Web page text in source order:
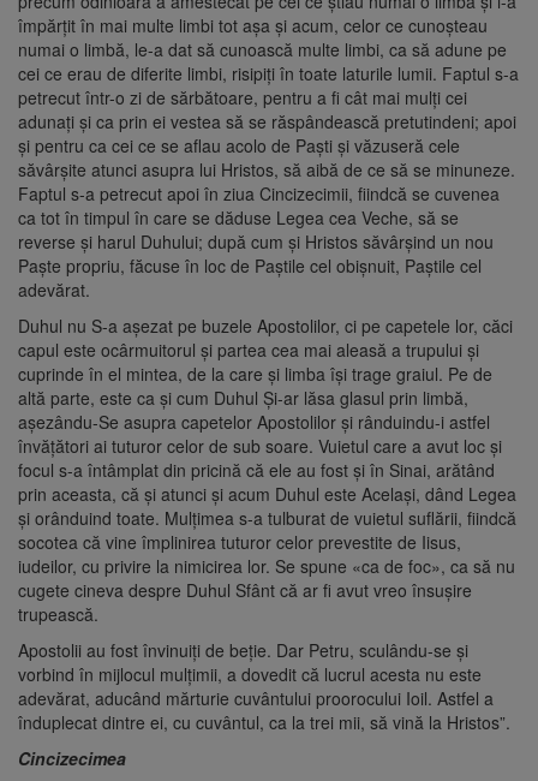
împărţit în mai multe limbi tot aşa şi acum, celor ce cunoşteau
numai o limbă, le-a dat să cunoască multe limbi, ca să adune pe
cei ce erau de diferite limbi, risipiţi în toate laturile lumii. Faptul s-a
petrecut într-o zi de sărbătoare, pentru a fi cât mai mulţi cei
adunaţi şi ca prin ei vestea să se răspândească pretutindeni; apoi
şi pentru ca cei ce se aflau acolo de Paşti şi văzuseră cele
săvârşite atunci asupra lui Hristos, să aibă de ce să se minuneze.
Faptul s-a petrecut apoi în ziua Cincizecimii, fiindcă se cuvenea
ca tot în timpul în care se dăduse Legea cea Veche, să se
reverse şi harul Duhului; după cum şi Hristos săvârşind un nou
Paşte propriu, făcuse în loc de Paştile cel obişnuit, Paştile cel
adevărat.
Duhul nu S-a aşezat pe buzele Apostolilor, ci pe capetele lor, căci
capul este ocârmuitorul şi partea cea mai aleasă a trupului şi
cuprinde în el mintea, de la care şi limba îşi trage graiul. Pe de
altă parte, este ca şi cum Duhul Şi-ar lăsa glasul prin limbă,
aşezându-Se asupra capetelor Apostolilor şi rânduindu-i astfel
învăţători ai tuturor celor de sub soare. Vuietul care a avut loc şi
focul s-a întâmplat din pricină că ele au fost şi în Sinai, arătând
prin aceasta, că şi atunci şi acum Duhul este Acelaşi, dând Legea
şi orânduind toate. Mulţimea s-a tulburat de vuietul suflării, fiindcă
socotea că vine împlinirea tuturor celor prevestite de Iisus,
iudeilor, cu privire la nimicirea lor. Se spune «ca de foc», ca să nu
cugete cineva despre Duhul Sfânt că ar fi avut vreo însuşire
trupească.
Apostolii au fost învinuiţi de beţie. Dar Petru, sculându-se şi
vorbind în mijlocul mulţimii, a dovedit că lucrul acesta nu este
adevărat, aducând mărturie cuvântului proorocului Ioil. Astfel a
înduplecat dintre ei, cu cuvântul, ca la trei mii, să vină la Hristos”.
Cincizecimea